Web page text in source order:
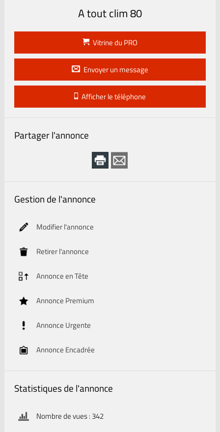
A tout clim 80
Vitrine du PRO
Envoyer un message
Afficher le téléphone
Partager l'annonce
Gestion de l'annonce
Modifier l'annonce
Retirer l'annonce
Annonce en Tête
Annonce Premium
Annonce Urgente
Annonce Encadrée
Statistiques de l'annonce
Nombre de vues : 342